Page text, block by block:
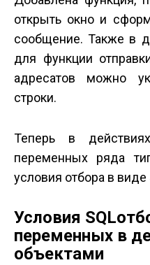
открыть окно и
сообщение. Также в
для функции
адресатов можно
строки.
Теперь в
переменных ряда
условия отбора в виде
Условия
переменных в
объектами